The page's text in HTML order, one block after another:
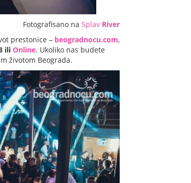
Fotografisano na Splav River
prestonice – beogradnocu.com,
ili Online. Ukoliko nas budete
životom Beograda.